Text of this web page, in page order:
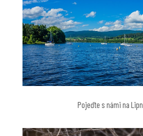
Pojeďte s námi na